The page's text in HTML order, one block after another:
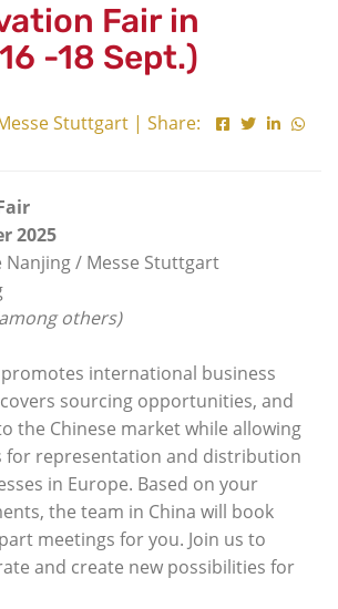
Fair in
-18 Sept.)
Stuttgart | Share:
2025
Nanjing / Messe Stuttgart
others)
international business
sourcing opportunities, and
the Chinese market while allowing
representation and distribution
in Europe. Based on your
the team in China will book
meetings for you. Join us to
and create new possibilities for